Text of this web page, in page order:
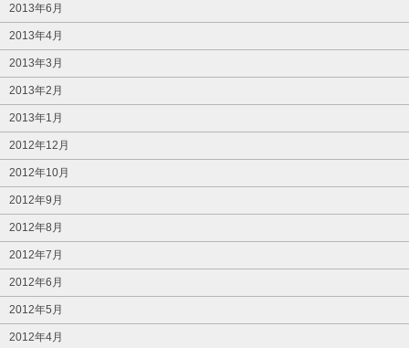
2013年6月
2013年4月
2013年3月
2013年2月
2013年1月
2012年12月
2012年10月
2012年9月
2012年8月
2012年7月
2012年6月
2012年5月
2012年4月